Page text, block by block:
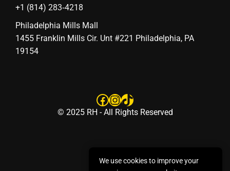
‪+1 (814) 283‑4218
Philadelphia Mills Mall
1455 Franklin Mills Cir. Unt #221 Philadelphia, PA
19154
Facebook
Instagram
TikTok
© 2025 RH - All Rights Reserved
We use cookies to improve your